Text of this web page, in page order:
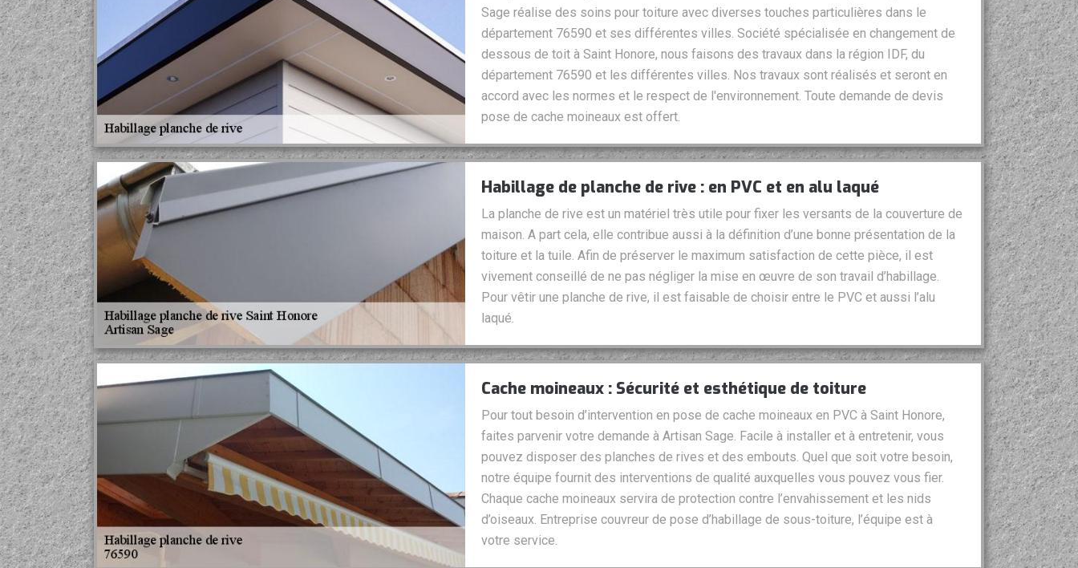
Sage réalise des soins pour toiture avec diverses touches particulières dans le
département 76590 et ses différentes villes. Société spécialisée en changement de
dessous de toit à Saint Honore, nous faisons des travaux dans la région IDF, du
département 76590 et les différentes villes. Nos travaux sont réalisés et seront en
accord avec les normes et le respect de l'environnement. Toute demande de devis
pose de cache moineaux est offert.
Habillage de planche de rive : en PVC et en alu laqué
La planche de rive est un matériel très utile pour fixer les versants de la couverture de
maison. A part cela, elle contribue aussi à la définition d’une bonne présentation de la
toiture et la tuile. Afin de préserver le maximum satisfaction de cette pièce, il est
vivement conseillé de ne pas négliger la mise en œuvre de son travail d’habillage.
Pour vêtir une planche de rive, il est faisable de choisir entre le PVC et aussi l’alu
laqué.
Cache moineaux : Sécurité et esthétique de toiture
Pour tout besoin d’intervention en pose de cache moineaux en PVC à Saint Honore,
faites parvenir votre demande à Artisan Sage. Facile à installer et à entretenir, vous
pouvez disposer des planches de rives et des embouts. Quel que soit votre besoin,
notre équipe fournit des interventions de qualité auxquelles vous pouvez vous fier.
Chaque cache moineaux servira de protection contre l’envahissement et les nids
d’oiseaux. Entreprise couvreur de pose d’habillage de sous-toiture, l’équipe est à
votre service.